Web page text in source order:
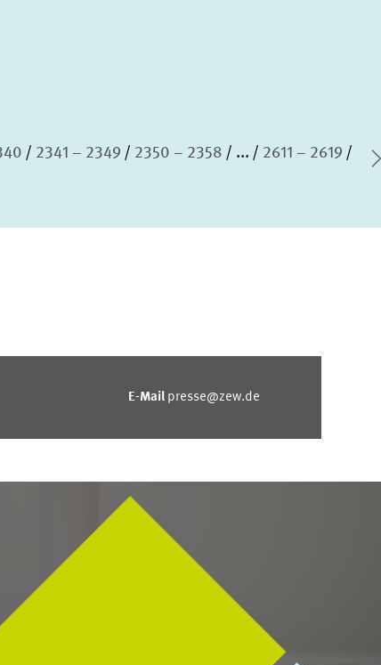
2341 – 2349 2350 – 2358 ... 2611 – 2619
E-Mail presse@zew.de